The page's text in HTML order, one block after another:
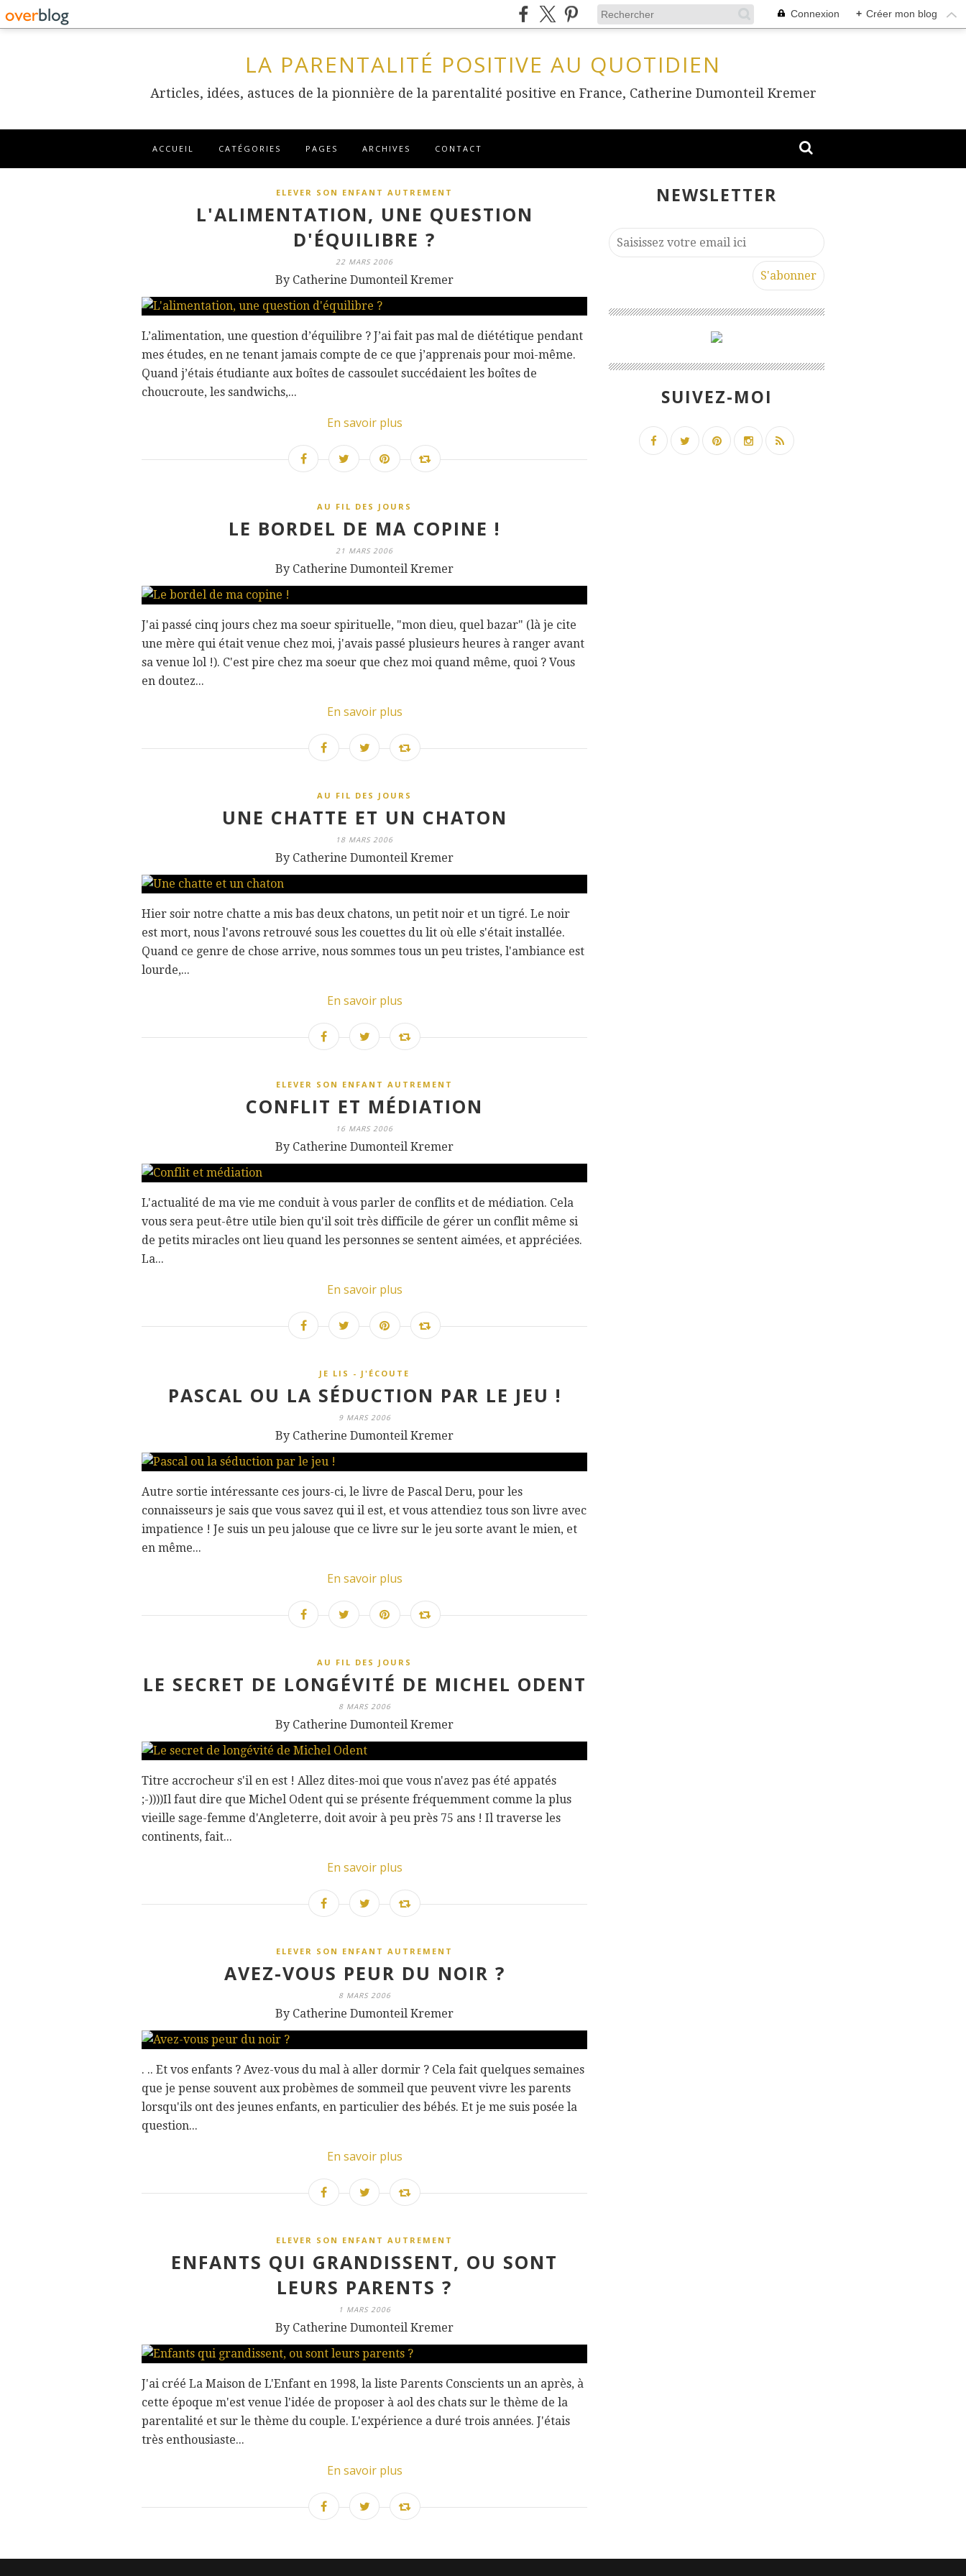
Connexion + Créer mon blog
LA PARENTALITÉ POSITIVE AU QUOTIDIEN
Articles, idées, astuces de la pionnière de la parentalité positive en France, Catherine Dumonteil Kremer
ACCUEIL CATÉGORIES PAGES ARCHIVES CONTACT
ELEVER SON ENFANT AUTREMENT
L'ALIMENTATION, UNE QUESTION
D'ÉQUILIBRE ?
22 MARS 2006
By Catherine Dumonteil Kremer
L’alimentation, une question d’équilibre ? J’ai fait pas mal de diététique pendant
mes études, en ne tenant jamais compte de ce que j’apprenais pour moi-même.
Quand j’étais étudiante aux boîtes de cassoulet succédaient les boîtes de
choucroute, les sandwichs,...
En savoir plus
AU FIL DES JOURS
LE BORDEL DE MA COPINE !
21 MARS 2006
By Catherine Dumonteil Kremer
J'ai passé cinq jours chez ma soeur spirituelle, "mon dieu, quel bazar" (là je cite
une mère qui était venue chez moi, j'avais passé plusieurs heures à ranger avant
sa venue lol !). C'est pire chez ma soeur que chez moi quand même, quoi ? Vous
en doutez...
En savoir plus
AU FIL DES JOURS
UNE CHATTE ET UN CHATON
18 MARS 2006
By Catherine Dumonteil Kremer
Hier soir notre chatte a mis bas deux chatons, un petit noir et un tigré. Le noir
est mort, nous l'avons retrouvé sous les couettes du lit où elle s'était installée.
Quand ce genre de chose arrive, nous sommes tous un peu tristes, l'ambiance est
lourde,...
En savoir plus
ELEVER SON ENFANT AUTREMENT
CONFLIT ET MÉDIATION
16 MARS 2006
By Catherine Dumonteil Kremer
L'actualité de ma vie me conduit à vous parler de conflits et de médiation. Cela
vous sera peut-être utile bien qu'il soit très difficile de gérer un conflit même si
de petits miracles ont lieu quand les personnes se sentent aimées, et appréciées.
La...
En savoir plus
JE LIS - J'ÉCOUTE
PASCAL OU LA SÉDUCTION PAR LE JEU !
9 MARS 2006
By Catherine Dumonteil Kremer
Autre sortie intéressante ces jours-ci, le livre de Pascal Deru, pour les
connaisseurs je sais que vous savez qui il est, et vous attendiez tous son livre avec
impatience ! Je suis un peu jalouse que ce livre sur le jeu sorte avant le mien, et
en même...
En savoir plus
AU FIL DES JOURS
LE SECRET DE LONGÉVITÉ DE MICHEL ODENT
8 MARS 2006
By Catherine Dumonteil Kremer
Titre accrocheur s'il en est ! Allez dites-moi que vous n'avez pas été appatés
;-))))Il faut dire que Michel Odent qui se présente fréquemment comme la plus
vieille sage-femme d'Angleterre, doit avoir à peu près 75 ans ! Il traverse les
continents, fait...
En savoir plus
ELEVER SON ENFANT AUTREMENT
AVEZ-VOUS PEUR DU NOIR ?
8 MARS 2006
By Catherine Dumonteil Kremer
. .. Et vos enfants ? Avez-vous du mal à aller dormir ? Cela fait quelques semaines
que je pense souvent aux probèmes de sommeil que peuvent vivre les parents
lorsqu'ils ont des jeunes enfants, en particulier des bébés. Et je me suis posée la
question...
En savoir plus
ELEVER SON ENFANT AUTREMENT
ENFANTS QUI GRANDISSENT, OU SONT
LEURS PARENTS ?
1 MARS 2006
By Catherine Dumonteil Kremer
J'ai créé La Maison de L'Enfant en 1998, la liste Parents Conscients un an après, à
cette époque m'est venue l'idée de proposer à aol des chats sur le thème de la
parentalité et sur le thème du couple. L'expérience a duré trois années. J'étais
très enthousiaste...
En savoir plus
NEWSLETTER
SUIVEZ-MOI